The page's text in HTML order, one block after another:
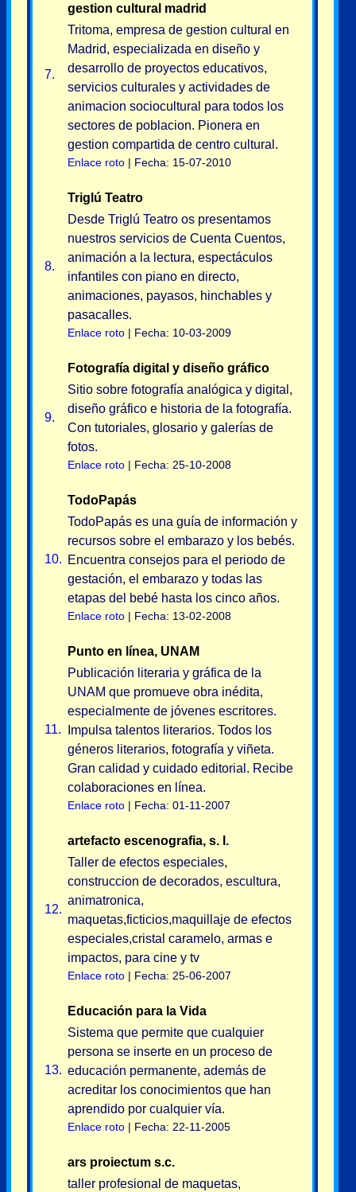
7.
gestion cultural madrid
Tritoma, empresa de gestion cultural en
Madrid, especializada en diseño y
desarrollo de proyectos educativos,
servicios culturales y actividades de
animacion sociocultural para todos los
sectores de poblacion. Pionera en
gestion compartida de centro cultural.
Enlace roto | Fecha: 15-07-2010
8.
Triglú Teatro
Desde Triglú Teatro os presentamos
nuestros servicios de Cuenta Cuentos,
animación a la lectura, espectáculos
infantiles con piano en directo,
animaciones, payasos, hinchables y
pasacalles.
Enlace roto | Fecha: 10-03-2009
9.
Fotografía digital y diseño gráfico
Sitio sobre fotografía analógica y digital,
diseño gráfico e historia de la fotografía.
Con tutoriales, glosario y galerías de
fotos.
Enlace roto | Fecha: 25-10-2008
10.
TodoPapás
TodoPapás es una guía de información y
recursos sobre el embarazo y los bebés.
Encuentra consejos para el periodo de
gestación, el embarazo y todas las
etapas del bebé hasta los cinco años.
Enlace roto | Fecha: 13-02-2008
11.
Punto en línea, UNAM
Publicación literaria y gráfica de la
UNAM que promueve obra inédita,
especialmente de jóvenes escritores.
Impulsa talentos literarios. Todos los
géneros literarios, fotografía y viñeta.
Gran calidad y cuidado editorial. Recibe
colaboraciones en línea.
Enlace roto | Fecha: 01-11-2007
12.
artefacto escenografia, s. l.
Taller de efectos especiales,
construccion de decorados, escultura,
animatronica,
maquetas,ficticios,maquillaje de efectos
especiales,cristal caramelo, armas e
impactos, para cine y tv
Enlace roto | Fecha: 25-06-2007
13.
Educación para la Vida
Sistema que permite que cualquier
persona se inserte en un proceso de
educación permanente, además de
acreditar los conocimientos que han
aprendido por cualquier vía.
Enlace roto | Fecha: 22-11-2005
ars proiectum s.c.
taller profesional de maquetas,